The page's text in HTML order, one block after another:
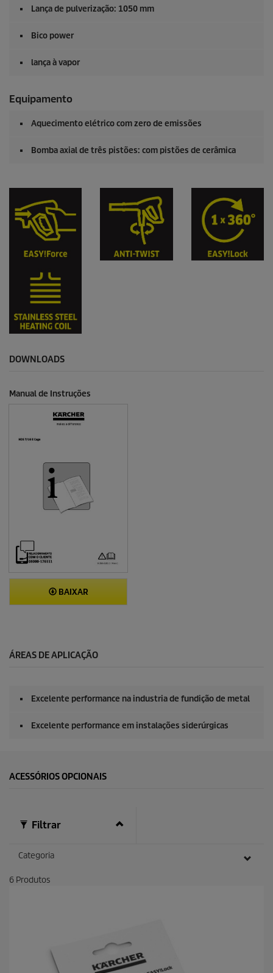
Lança de pulverização: 1050 mm
Bico power
lança à vapor
Equipamento
Aquecimento elétrico com zero de emissões
Bomba axial de três pistões: com pistões de cerâmica
DOWNLOADS
Manual de Instruções
BAIXAR
ÁREAS DE APLICAÇÃO
Excelente performance na industria de fundição de metal
Excelente performance em instalações siderúrgicas
ACESSÓRIOS OPCIONAIS
Filtrar
Categoria
6 Produtos